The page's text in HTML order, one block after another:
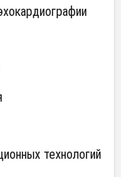
технологий